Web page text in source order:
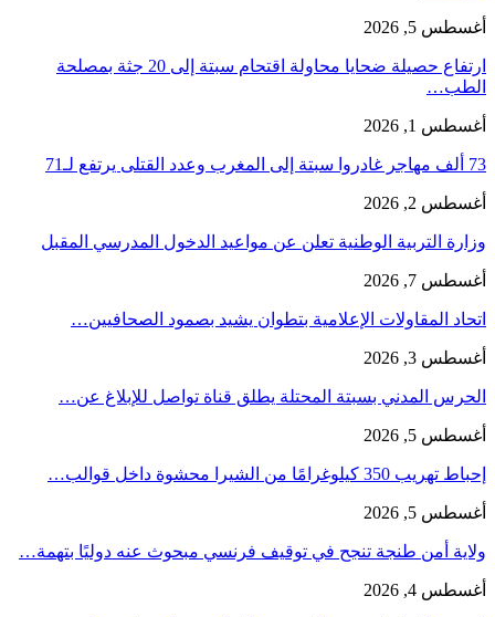
أغسطس 5, 2026
ارتفاع حصيلة ضحايا محاولة اقتحام سبتة إلى 20 جثة بمصلحة
الطب…
أغسطس 1, 2026
73 ألف مهاجر غادروا سبتة إلى المغرب وعدد القتلى يرتفع لـ71
أغسطس 2, 2026
وزارة التربية الوطنية تعلن عن مواعيد الدخول المدرسي المقبل
أغسطس 7, 2026
اتحاد المقاولات الإعلامية بتطوان يشيد بصمود الصحافيين…
أغسطس 3, 2026
الحرس المدني بسبتة المحتلة يطلق قناة تواصل للإبلاغ عن…
أغسطس 5, 2026
إحباط تهريب 350 كيلوغرامًا من الشيرا محشوة داخل قوالب…
أغسطس 5, 2026
ولاية أمن طنجة تنجح في توقيف فرنسي مبحوث عنه دوليًا بتهمة…
أغسطس 4, 2026